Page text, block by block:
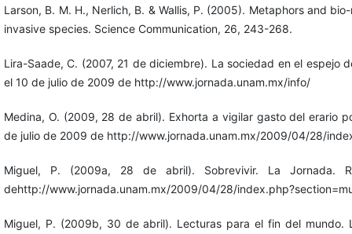
Larson, B. M. H., Nerlich, B. & Wallis, P. (2005). Metaphors and
invasive species. Science Communication, 26, 243-268.
Lira-Saade, C. (2007, 21 de diciembre). La sociedad en el espejo
el 10 de julio de 2009 de http://www.jornada.unam.mx/info/
Medina, O. (2009, 28 de abril). Exhorta a vigilar gasto del erario
de julio de 2009 de http://www.jornada.unam.mx/2009/04/28/
Miguel, P. (2009a, 28 de abril). Sobrevivir. La Jornada.
dehttp://www.jornada.unam.mx/2009/04/28/
Miguel, P. (2009b, 30 de abril). Lecturas para el fin del mundo.